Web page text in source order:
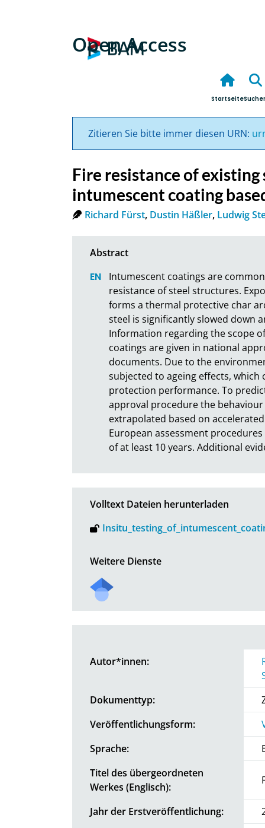
Open Access
Startseite
Zitieren Sie bitte immer diesen URN:
Fire resistance of
intumescent coating
Richard Fürst, Dustin Häßler, Ludwig
Intumescent coatings are
resistance of steel structures.
forms a thermal protective char
steel is significantly slowed down
Information regarding the scope
coatings are given in national
documents. Due to the
subjected to ageing effects,
protection performance. To
approval procedure the
extrapolated based on
European assessment
of at least 10 years. Additional
Volltext Dateien herunterladen
Weitere Dienste
Autor*innen:
Dokumenttyp:
Veröffentlichungsform:
Sprache:
Titel des übergeordneten
Werkes (Englisch):
Jahr der Erstveröffentlichung: